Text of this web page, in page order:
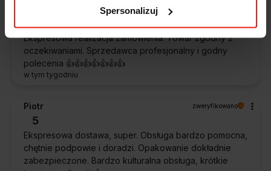
Spersonalizuj
Ekspresowa realizacja zamówienia. Towar zgodny z
oczekiwaniami. Sprzedawca profesjonalny i godny
polecenia 👍️👍️👍️👍️👍️👍️👍️
w tym tygodniu
Piotr zweryfikowano
5
Ekspresowa dostawa, super. Obsługa bardzo pomocna,
chętnie podpowie i doradzi. Opakowanie dokładnie
zabezpieczone. Bardzo kulturalna obsługa, krótkie